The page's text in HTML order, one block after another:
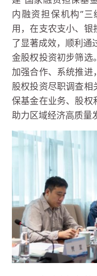
内融资担保机构”
用，在支农支小、
了显著成效，顺利通
金股权投资初步筛选
加强合作、系统推
股权投资尽职调查相
保基金在业务、股权
助力区域经济高质量